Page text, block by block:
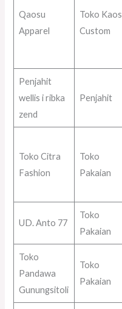
Qaosu
Apparel
Toko Kaos
Custom
Penjahit
wellis i ribka
zend
Penjahit
Toko Citra
Fashion
Toko
Pakaian
UD. Anto 77
Toko
Pakaian
Toko
Pandawa
Gunungsitoli
Toko
Pakaian